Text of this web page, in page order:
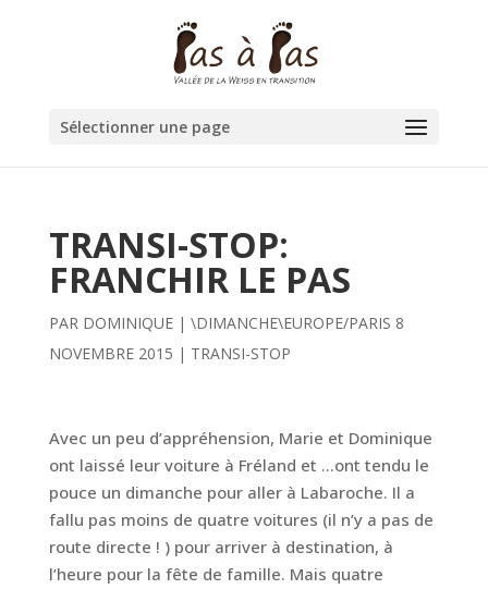
Sélectionner une page
TRANSI-STOP:
FRANCHIR LE PAS
PAR DOMINIQUE| \DIMANCHE\EUROPE/PARIS 8
NOVEMBRE 2015 | TRANSI-STOP
Avec un peu d’appréhension, Marie et Dominique
ont laissé leur voiture à Fréland et …ont tendu le
pouce un dimanche pour aller à Labaroche. Il a
fallu pas moins de quatre voitures (il n’y a pas de
route directe ! ) pour arriver à destination, à
l’heure pour la fête de famille. Mais quatre